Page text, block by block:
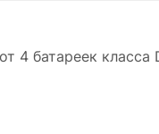
4 батареек класса